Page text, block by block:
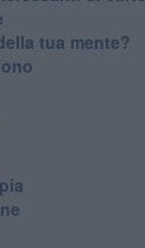
tua mente?